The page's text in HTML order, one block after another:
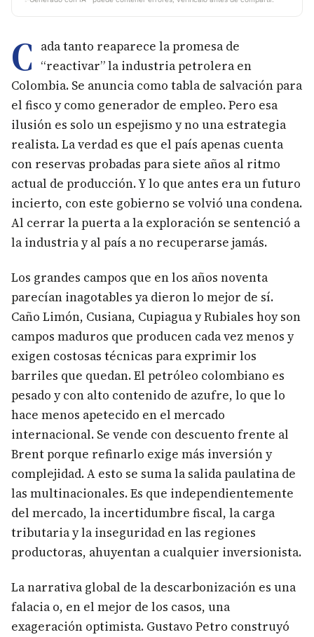
C ada tanto reaparece la promesa de
“reactivar” la industria petrolera en
Colombia. Se anuncia como tabla de salvación para
el fisco y como generador de empleo. Pero esa
ilusión es solo un espejismo y no una estrategia
realista. La verdad es que el país apenas cuenta
con reservas probadas para siete años al ritmo
actual de producción. Y lo que antes era un futuro
incierto, con este gobierno se volvió una condena.
Al cerrar la puerta a la exploración se sentenció a
la industria y al país a no recuperarse jamás.
Los grandes campos que en los años noventa
parecían inagotables ya dieron lo mejor de sí.
Caño Limón, Cusiana, Cupiagua y Rubiales hoy son
campos maduros que producen cada vez menos y
exigen costosas técnicas para exprimir los
barriles que quedan. El petróleo colombiano es
pesado y con alto contenido de azufre, lo que lo
hace menos apetecido en el mercado
internacional. Se vende con descuento frente al
Brent porque refinarlo exige más inversión y
complejidad. A esto se suma la salida paulatina de
las multinacionales. Es que independientemente
del mercado, la incertidumbre fiscal, la carga
tributaria y la inseguridad en las regiones
productoras, ahuyentan a cualquier inversionista.
La narrativa global de la descarbonización es una
falacia o, en el mejor de los casos, una
exageración optimista. Gustavo Petro construyó